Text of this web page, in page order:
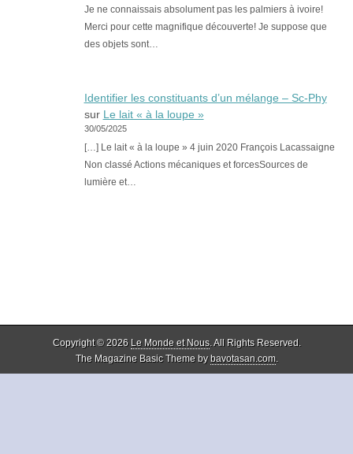
Je ne connaissais absolument pas les palmiers à ivoire!
Merci pour cette magnifique découverte! Je suppose que
des objets sont…
Identifier les constituants d’un mélange – Sc-Phy
sur Le lait « à la loupe »
30/05/2025
[…] Le lait « à la loupe » 4 juin 2020 François Lacassaigne
Non classé Actions mécaniques et forcesSources de
lumière et…
Copyright © 2026 Le Monde et Nous. All Rights Reserved.
The Magazine Basic Theme bybavotasan.com.